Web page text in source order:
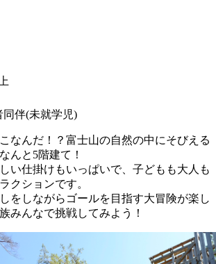
同伴(未就学児)
なんだ！？富士山の自然の中にそびえる
んと5階建て！
い仕掛けもいっぱいで、子どもも大人も
クションです。
をしながらゴールを目指す大冒険が楽し
みんなで挑戦してみよう！